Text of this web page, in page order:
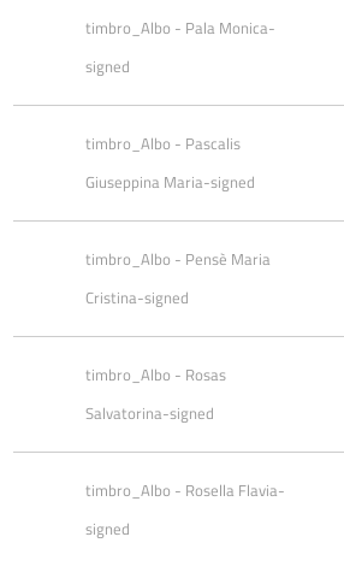
timbro_Albo - Pala Monica-
signed
timbro_Albo - Pascalis
Giuseppina Maria-signed
timbro_Albo - Pensè Maria
Cristina-signed
timbro_Albo - Rosas
Salvatorina-signed
timbro_Albo - Rosella Flavia-
signed